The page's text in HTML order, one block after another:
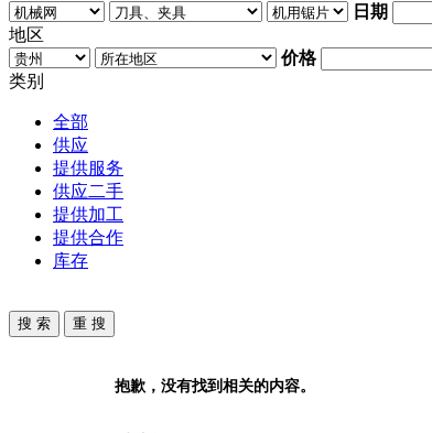
日期
地区
价格
类别
全部
供应
提供服务
供应二手
提供加工
提供合作
库存
抱歉，没有找到相关的内容。